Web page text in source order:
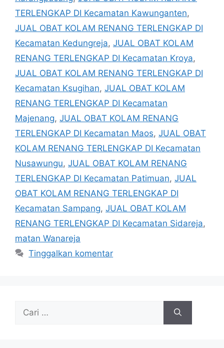
TERLENGKAP DI Kecamatan Kawunganten,
JUAL OBAT KOLAM RENANG TERLENGKAP DI
Kecamatan Kedungreja, JUAL OBAT KOLAM
RENANG TERLENGKAP DI Kecamatan Kroya,
JUAL OBAT KOLAM RENANG TERLENGKAP DI
Kecamatan Ksugihan, JUAL OBAT KOLAM
RENANG TERLENGKAP DI Kecamatan
Majenang, JUAL OBAT KOLAM RENANG
TERLENGKAP DI Kecamatan Maos, JUAL OBAT
KOLAM RENANG TERLENGKAP DI Kecamatan
Nusawungu, JUAL OBAT KOLAM RENANG
TERLENGKAP DI Kecamatan Patimuan, JUAL
OBAT KOLAM RENANG TERLENGKAP DI
Kecamatan Sampang, JUAL OBAT KOLAM
RENANG TERLENGKAP DI Kecamatan Sidareja,
matan Wanareja
Tinggalkan komentar
untuk: